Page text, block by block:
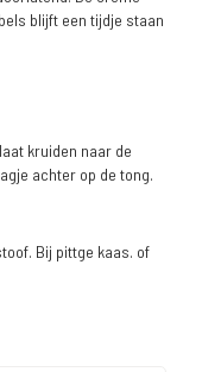
blijft een tijdje staan
kruiden naar de
achter op de tong.
Bij pittge kaas. of